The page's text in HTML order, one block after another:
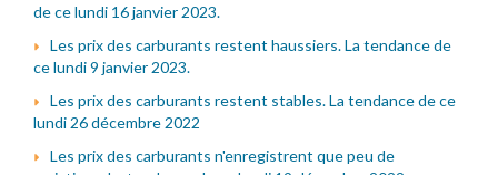
de ce lundi 16 janvier 2023.
Les prix des carburants restent haussiers. La tendance de
ce lundi 9 janvier 2023.
Les prix des carburants restent stables. La tendance de ce
lundi 26 décembre 2022
Les prix des carburants n'enregistrent que peu de